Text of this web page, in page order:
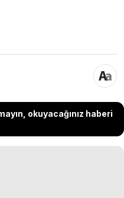
okuyacağınız haberi